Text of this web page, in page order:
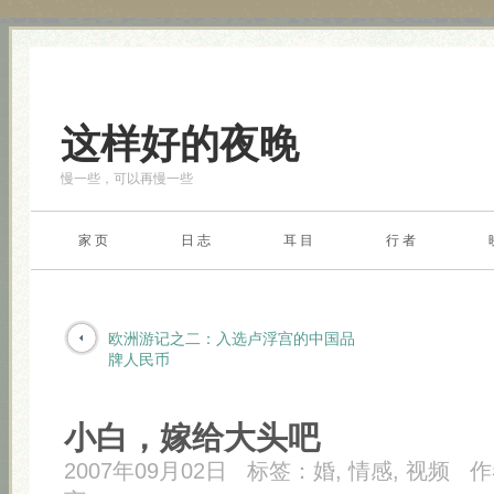
这样好的夜晚
慢一些，可以再慢一些
家 页 日 志 耳 目 行 者
欧洲游记之二：入选卢浮宫的中国品
牌人民币
小白，嫁给大头吧
2007年09月02日 标签： 婚,情感, 视频